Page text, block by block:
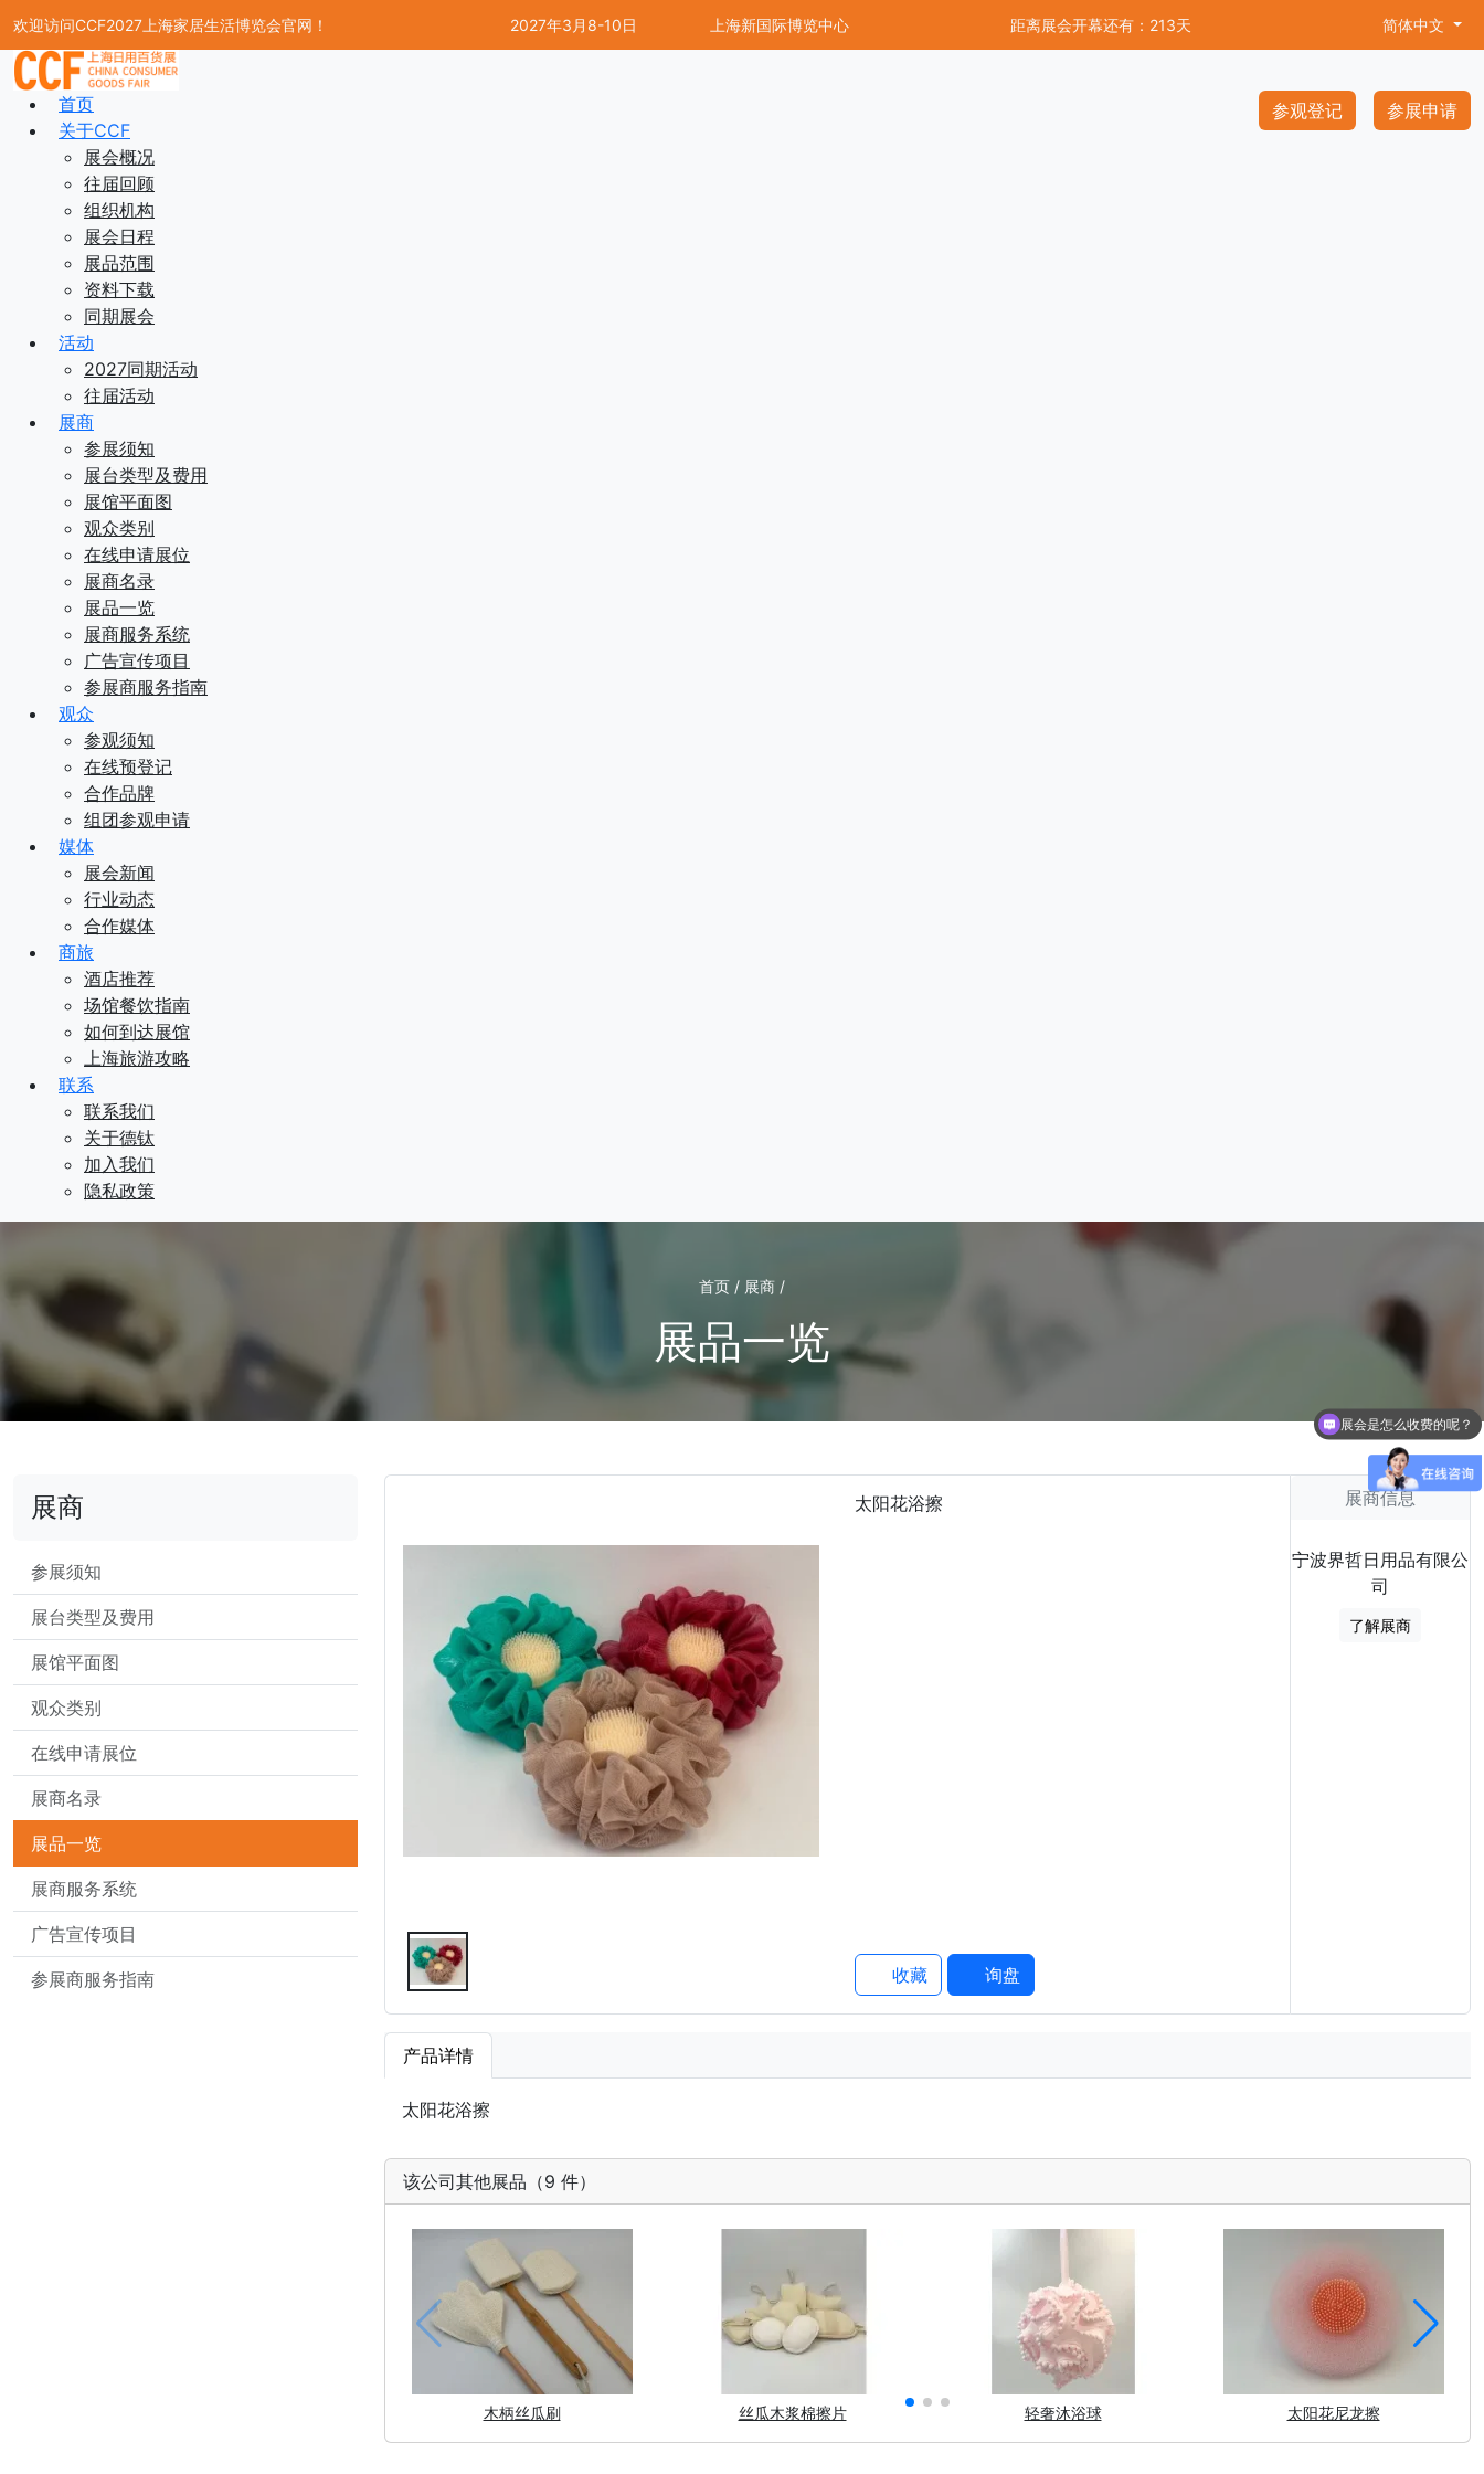
欢迎访问CCF2027上海家居生活博览会官网！ 2027年3月8-10日 上海新国际博览中心 距离展会开幕还有：213天 简体中文
参观登记 参展申请
首页
关于CCF
展会概况
往届回顾
组织机构
展会日程
展品范围
资料下载
同期展会
活动
2027同期活动
往届活动
展商
参展须知
展台类型及费用
展馆平面图
观众类别
在线申请展位
展商名录
展品一览
展商服务系统
广告宣传项目
参展商服务指南
观众
参观须知
在线预登记
合作品牌
组团参观申请
媒体
展会新闻
行业动态
合作媒体
商旅
酒店推荐
场馆餐饮指南
如何到达展馆
上海旅游攻略
联系
联系我们
关于德钛
加入我们
隐私政策
首页 / 展商 /
展品一览
展商
参展须知
展台类型及费用
展馆平面图
观众类别
在线申请展位
展商名录
展品一览
展商服务系统
广告宣传项目
参展商服务指南
太阳花浴擦
收藏 询盘
展商信息
宁波界哲日用品有限公
司
了解展商
产品详情
太阳花浴擦
该公司其他展品（9 件）
木柄丝瓜刷 丝瓜木浆棉擦片 轻奢沐浴球 太阳花尼龙擦
参展范围